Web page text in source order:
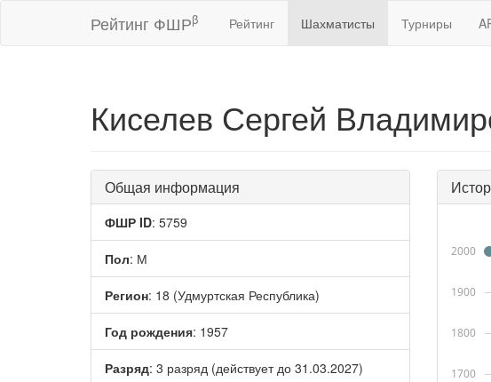
Рейтинг ФШРβ Рейтинг Шахматисты Турниры
Киселев Сергей
Общая информация
ФШР ID: 5759
Пол: М
Регион: 18 (Удмуртская Республика)
Год рождения: 1957
Разряд: 3 разряд (действует до 31.03.2027) 1700
1800
1900
2000